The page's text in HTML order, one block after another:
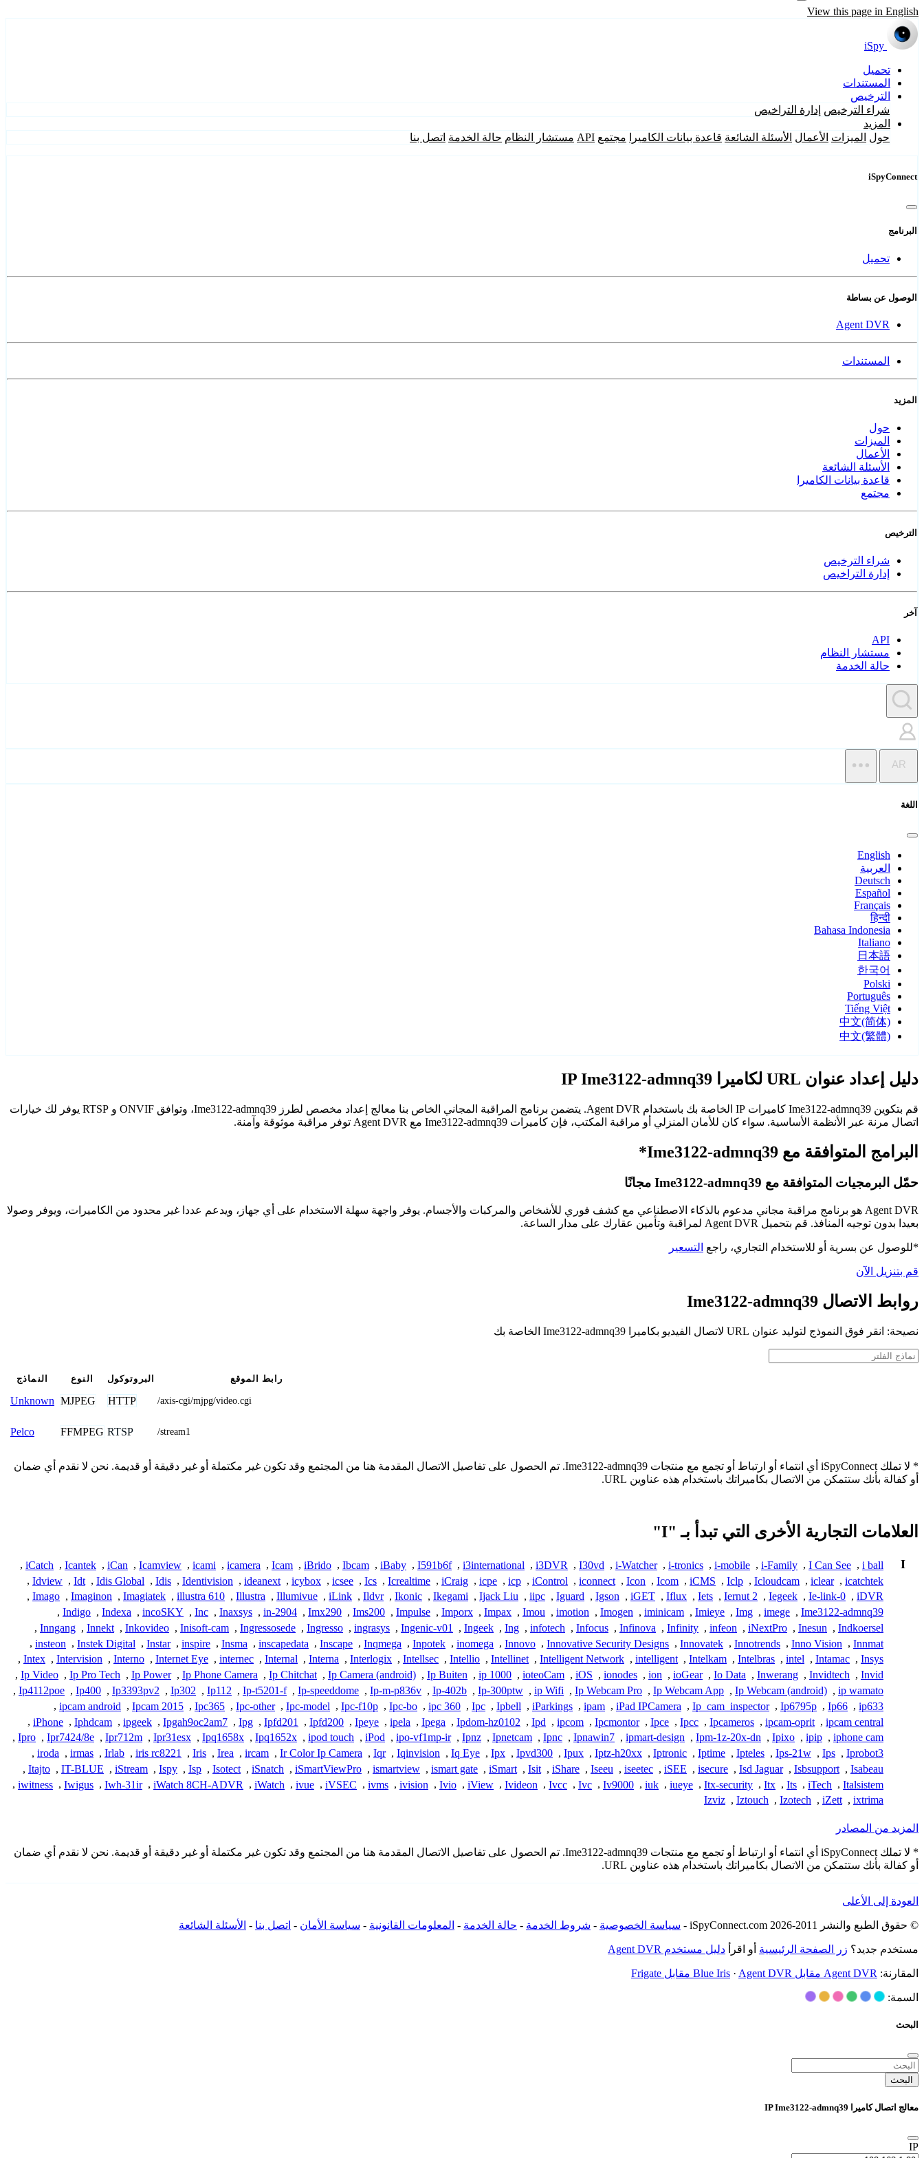
View this page in English
iSpy
تحميل
المستندات
الترخيص
شراء الترخيص إدارة التراخيص
المزيد
حول الميزات الأعمال الأسئلة الشائعة قاعدة بيانات الكاميرا مجتمع API مستشار النظام حالة الخدمة اتصل بنا
iSpyConnect
البرنامج
تحميل
الوصول عن بساطة
Agent DVR
المستندات
المزيد
حول
الميزات
الأعمال
الأسئلة الشائعة
قاعدة بيانات الكاميرا
مجتمع
الترخيص
شراء الترخيص
إدارة التراخيص
آخر
API
مستشار النظام
حالة الخدمة
AR
اللغة
English
العربية
Deutsch
Español
Français
हिन्दी
Bahasa Indonesia
Italiano
日本語
한국어
Polski
Português
Tiếng Việt
中文(简体)
中文(繁體)
دليل إعداد عنوان URL لكاميرا IP Ime3122-admnq39
قم بتكوين Ime3122-admnq39 كاميرات IP الخاصة بك باستخدام Agent DVR. يتضمن برنامج المراقبة المجاني الخاص بنا معالج إعداد مخصص لطرز Ime3122-admnq39، وتوافق ONVIF و RTSP يوفر لك خيارات
اتصال مرنة عبر الأنظمة الأساسية. سواء كان للأمان المنزلي أو مراقبة المكتب، فإن كاميرات Ime3122-admnq39 مع Agent DVR توفر مراقبة موثوقة وآمنة.
البرامج المتوافقة مع Ime3122-admnq39*
حمّل البرمجيات المتوافقة مع Ime3122-admnq39 مجانًا
Agent DVR هو برنامج مراقبة مجاني مدعوم بالذكاء الاصطناعي مع كشف فوري للأشخاص والمركبات والأجسام. يوفر واجهة سهلة الاستخدام على أي جهاز، ويدعم عددا غير محدود من الكاميرات، ويوفر وصولا
بعيدا بدون توجيه المنافذ. قم بتحميل Agent DVR لمراقبة وتأمين عقارك على مدار الساعة.
*للوصول عن بسرية أو للاستخدام التجاري، راجع التسعير
قم بتنزيل الآن
روابط الاتصال Ime3122-admnq39
نصيحة: انقر فوق النموذج لتوليد عنوان URL لاتصال الفيديو بكاميرا Ime3122-admnq39 الخاصة بك
النماذج النوع البروتوكول رابط الموقع
Unknown MJPEG HTTP /axis-cgi/mjpg/video.cgi
Pelco FFMPEG RTSP /stream1
* لا تملك iSpyConnect أي انتماء أو ارتباط أو تجمع مع منتجات Ime3122-admnq39. تم الحصول على تفاصيل الاتصال المقدمة هنا من المجتمع وقد تكون غير مكتملة أو غير دقيقة أو قديمة. نحن لا نقدم أي ضمان
أو كفالة بأنك ستتمكن من الاتصال بكاميراتك باستخدام هذه عناوين URL.
العلامات التجارية الأخرى التي تبدأ بـ "I"
I
i ball
,
I Can See
,
i-Family
,
i-mobile
,
i-tronics
,
i-Watcher
,
I30vd
,
i3DVR
,
i3international
,
I591b6f
,
iBaby
,
Ibcam
,
iBrido
,
Icam
,
icamera
,
icami
,
Icamview
,
iCan
,
Icantek
,
iCatch
,
icatchtek
,
iclear
,
Icloudcam
,
Iclp
,
iCMS
,
Icom
,
Icon
,
iconnect
,
iControl
,
icp
,
icpe
,
iCraig
,
Icrealtime
,
Ics
,
icsee
,
icybox
,
ideanext
,
Identivision
,
Idis
,
Idis Global
,
Idt
,
Idview
,
iDVR
,
Ie-link-0
,
Iegeek
,
Iernut 2
,
Iets
,
Iflux
,
iGET
,
Igson
,
Iguard
,
iipc
,
Ijack Liu
,
Ikegami
,
Ikonic
,
Ildvr
,
iLink
,
Illumivue
,
Illustra
,
illustra 610
,
Imagiatek
,
Imaginon
,
Imago
,
Ime3122-admnq39
,
imege
,
Img
,
Imieye
,
iminicam
,
Imogen
,
imotion
,
Imou
,
Impax
,
Imporx
,
Impulse
,
Ims200
,
Imx290
,
in-2904
,
Inaxsys
,
Inc
,
incoSKY
,
Indexa
,
Indigo
,
Indkoersel
,
Inesun
,
iNextPro
,
infeon
,
Infinity
,
Infinova
,
Infocus
,
infotech
,
Ing
,
Ingeek
,
Ingenic-v01
,
ingrasys
,
Ingresso
,
Ingressosede
,
Inisoft-cam
,
Inkovideo
,
Innekt
,
Inngang
,
Innmat
,
Inno Vision
,
Innotrends
,
Innovatek
,
Innovative Security Designs
,
Innovo
,
inomega
,
Inpotek
,
Inqmega
,
Inscape
,
inscapedata
,
Insma
,
inspire
,
Instar
,
Instek Digital
,
insteon
,
Insys
,
Intamac
,
intel
,
Intelbras
,
Intelkam
,
intelligent
,
Intelligent Network
,
Intellinet
,
Intellio
,
Intellsec
,
Interlogix
,
Interna
,
Internal
,
internec
,
Internet Eye
,
Interno
,
Intervision
,
Intex
,
Invid
,
Invidtech
,
Inwerang
,
Io Data
,
ioGear
,
ion
,
ionodes
,
iOS
,
ioteoCam
,
ip 1000
,
Ip Buiten
,
Ip Camera (android)
,
Ip Chitchat
,
Ip Phone Camera
,
Ip Power
,
Ip Pro Tech
,
Ip Video
,
ip wamato
,
Ip Webcam (android)
,
Ip Webcam App
,
Ip Webcam Pro
,
ip Wifi
,
Ip-300ptw
,
Ip-402b
,
Ip-m-p836v
,
Ip-speeddome
,
Ip-t5201-f
,
Ip112
,
Ip302
,
Ip3393pv2
,
Ip400
,
Ip4112poe
,
ip633
,
Ip66
,
Ip6795p
,
Ip_cam_inspector
,
iPad IPCamera
,
ipam
,
iParkings
,
Ipbell
,
Ipc
,
ipc 360
,
Ipc-bo
,
Ipc-f10p
,
Ipc-model
,
Ipc-other
,
Ipc365
,
Ipcam 2015
,
ipcam android
,
ipcam central
,
ipcam-oprit
,
Ipcameros
,
Ipcc
,
Ipce
,
Ipcmontor
,
ipcom
,
Ipd
,
Ipdom-hz0102
,
Ipega
,
ipela
,
Ipeye
,
Ipfd200
,
Ipfd201
,
Ipg
,
Ipgah9oc2am7
,
ipgeek
,
Iphdcam
,
iPhone
,
iphone cam
,
ipip
,
Ipixo
,
Ipm-1z-20x-dn
,
ipmart-design
,
Ipnawin7
,
Ipnc
,
Ipnetcam
,
Ipnz
,
ipo-vf1mp-ir
,
iPod
,
ipod touch
,
Ipq1652x
,
Ipq1658x
,
Ipr31esx
,
Ipr712m
,
Ipr7424/8e
,
Ipro
,
Iprobot3
,
Ips
,
Ips-21w
,
Ipteles
,
Iptime
,
Iptronic
,
Iptz-h20xx
,
Ipux
,
Ipvd300
,
Ipx
,
Iq Eye
,
Iqinvision
,
Iqr
,
Ir Color Ip Camera
,
ircam
,
Irea
,
Iris
,
iris rc8221
,
Irlab
,
irmas
,
iroda
,
Isabeau
,
Isbsupport
,
Isd Jaguar
,
isecure
,
iSEE
,
iseetec
,
Iseeu
,
iShare
,
Isit
,
iSmart
,
ismart gate
,
ismartview
,
iSmartViewPro
,
iSnatch
,
Isotect
,
Isp
,
Ispy
,
iStream
,
IT-BLUE
,
Itajto
,
Italsistem
,
iTech
,
Its
,
Itx
,
Itx-security
,
iueye
,
iuk
,
Iv9000
,
Ivc
,
Ivcc
,
Ivideon
,
iView
,
Ivio
,
ivision
,
ivms
,
iVSEC
,
ivue
,
iWatch
,
iWatch 8CH-ADVR
,
Iwh-31ir
,
Iwigus
,
iwitness
,
ixtrima
,
iZett
,
Izotech
,
Iztouch
,
Izviz
المزيد من المصادر
* لا تملك iSpyConnect أي انتماء أو ارتباط أو تجمع مع منتجات Ime3122-admnq39. تم الحصول على تفاصيل الاتصال المقدمة هنا من المجتمع وقد تكون غير مكتملة أو غير دقيقة أو قديمة. نحن لا نقدم أي ضمان
أو كفالة بأنك ستتمكن من الاتصال بكاميراتك باستخدام هذه عناوين URL.
العودة إلى الأعلى
© حقوق الطبع والنشر 2011-2026 iSpyConnect.com - سياسة الخصوصية - شروط الخدمة - حالة الخدمة - المعلومات القانونية - سياسة الأمان - اتصل بنا - الأسئلة الشائعة
مستخدم جديد؟ زر الصفحة الرئيسية أو اقرأ دليل مستخدم Agent DVR
المقارنة: Agent DVR مقابل Blue Iris · Agent DVR مقابل Frigate
السمة:
البحث
البحث
معالج اتصال كاميرا IP Ime3122-admnq39
IP